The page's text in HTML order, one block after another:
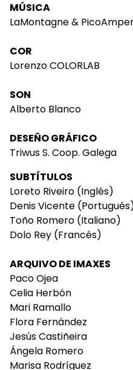
MÚSICA
LaMontagne &
COR
Lorenzo COLORLAB
SON
Alberto Blanco
DESEÑO GRÁFICO
Triwus S. Coop. Galega
SUBTÍTULOS
Loreto Riveiro (Inglés)
Denis Vicente
Toño Romero (Italiano)
Dolo Rey (Francés)
ARQUIVO DE IMAXES
Paco Ojea
Celia Herbón
Mari Ramallo
Flora Fernández
Jesús Castiñeira
Ángela Romero
Marisa Rodríguez